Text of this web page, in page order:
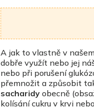
A jak to vlastně v
dobře využít nebo jej
nebo při porušení
přemnožit a způsobit
sacharidy obecně
kolísání cukru v krvi